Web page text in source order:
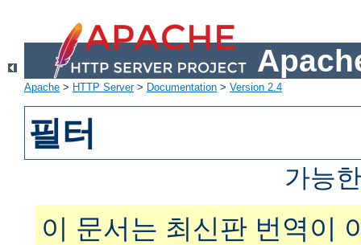
Apache > HTTP Server> Documentation > Version 2.4
필터
가능
이 문서는 최신판 번역이